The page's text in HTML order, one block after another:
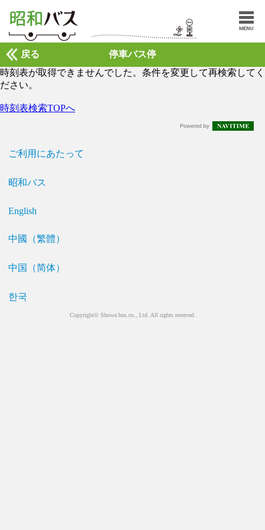
停車バス停
戻る
時刻表が取得できませんでした。条件を変更して再検索してく
ださい。
時刻表検索TOPへ
ご利用にあたって
昭和バス
English
中國（繁體）
中国（简体）
한국
Copyright© Showa bus.co., Ltd. All rights reserved.